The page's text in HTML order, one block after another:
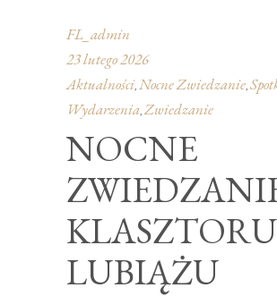
FL_admin
23 lutego 2026
Aktualności, Nocne Zwiedzanie,
Wydarzenia, Zwiedzanie
NOCNE
LUBIĄŻU